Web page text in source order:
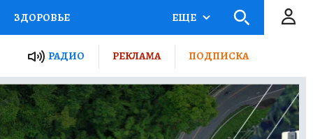
ЗДОРОВЬЕ
РОССИИ
ПУТЕВОДИТЕЛЬ
ТУРИЗМ
ЕЩЕ
РАДИО РЕКЛАМА ПОДПИСКА